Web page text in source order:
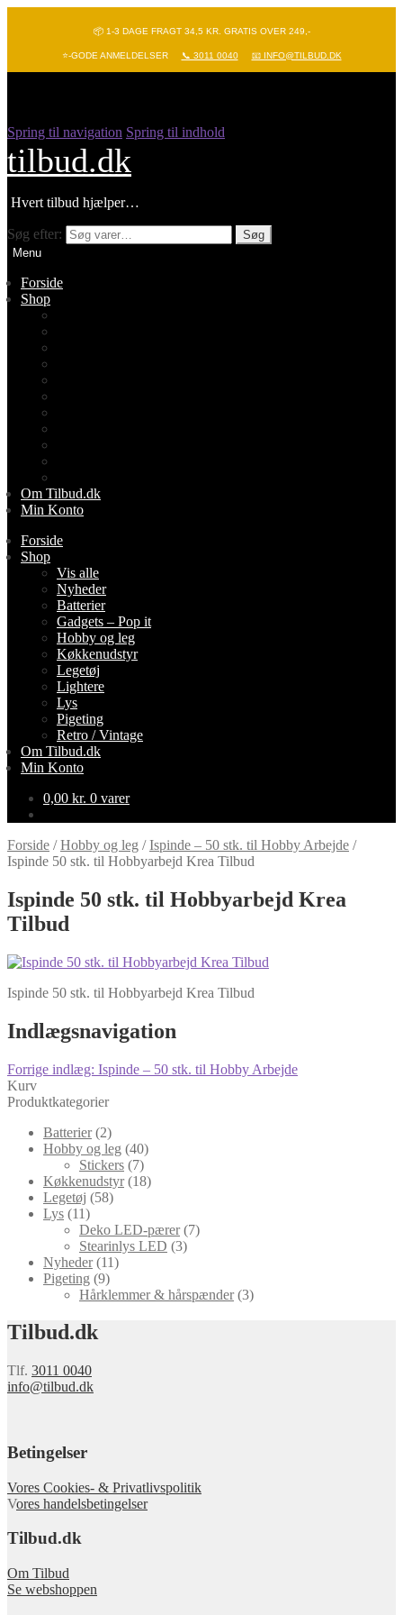
📦 1-3 DAGE FRAGT 34,5 KR. GRATIS OVER 249,-
⭐-GODE ANMELDELSER 📞 3011 0040 📧 INFO@TILBUD.DK
Spring til navigation Spring til indhold
tilbud.dk
Hvert tilbud hjælper…
Søg efter:
Søg
Menu
Forside
Shop
Om Tilbud.dk
Min Konto
Forside
Shop
Vis alle
Nyheder
Batterier
Gadgets – Pop it
Hobby og leg
Køkkenudstyr
Legetøj
Lightere
Lys
Pigeting
Retro / Vintage
Om Tilbud.dk
Min Konto
0,00 kr. 0 varer
Forside /Hobby og leg /Ispinde – 50 stk. til Hobby Arbejde /
Ispinde 50 stk. til Hobbyarbejd Krea Tilbud
Ispinde 50 stk. til Hobbyarbejd Krea
Tilbud
Ispinde 50 stk. til Hobbyarbejd Krea Tilbud
Indlægsnavigation
Forrige indlæg: Ispinde – 50 stk. til Hobby Arbejde
Kurv
Produktkategorier
Batterier (2)
Hobby og leg (40)
Stickers (7)
Køkkenudstyr (18)
Legetøj (58)
Lys (11)
Deko LED-pærer (7)
Stearinlys LED (3)
Nyheder (11)
Pigeting (9)
Hårklemmer & hårspænder (3)
Tilbud.dk
Tlf. 3011 0040
info@tilbud.dk
Betingelser
Vores Cookies- & Privatlivspolitik
Vores handelsbetingelser
Tilbud.dk
Om Tilbud
Se webshoppen